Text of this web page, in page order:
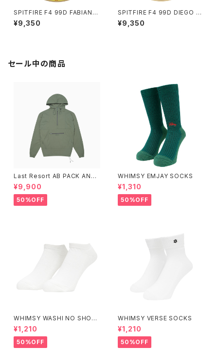
SPITFIRE F4 99D FABIANA I
NVASION (CONICAL FULL)
53mm
¥9,350
SPITFIRE F4 99D DIEGO T
ODD RUDE AWAKING (CLA
SSIC) 53.5mm
¥9,350
セール中の商品
Last Resort AB PACK ANO
RAK SAGE
¥9,900
50%OFF
WHIMSY EMJAY SOCKS
¥1,310
50%OFF
WHIMSY WASHI NO SHOW
SOCKS
¥1,210
50%OFF
WHIMSY VERSE SOCKS
¥1,210
50%OFF